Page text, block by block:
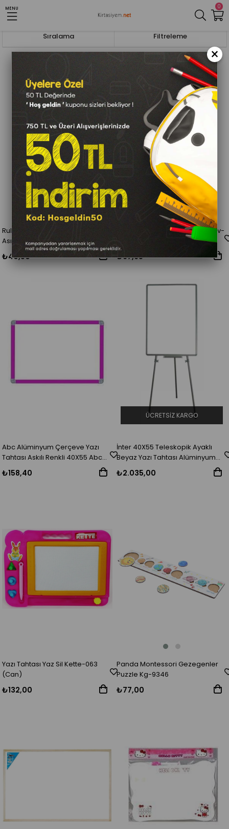
0
MENUAnasayfa
Filtreleme
Sıralama
Rubenis Yazı Tahtası 30X45
Asmalı Mıknatıslı 7811
₺40,50
Avec Yazı Tahtası Renkli Ledli Av-
₺67,65
Abc Alüminyum Çerçeve Yazı
Tahtası Askılı Renkli 40X55 Abc
1046
₺158,40
İnter 40X55 Teleskopik Ayaklı
Beyaz Yazı Tahtası Alüminyum
Çerçeve Lamine Yüzeyli INT-620
₺2.035,00
ÜCRETSIZ KARGO
Yazı Tahtası Yaz Sil Kette-063
(Can)
₺132,00
Panda Montessori Gezegenler
Puzzle Kg-9346
₺77,00
×